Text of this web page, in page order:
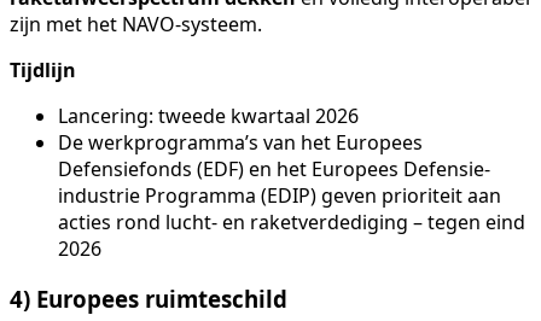
zijn met het NAVO-systeem.
Tijdlijn
Lancering: tweede kwartaal 2026
De werkprogramma’s van het Europees
Defensiefonds (EDF) en het Europees Defensie-
industrie Programma (EDIP) geven prioriteit aan
acties rond lucht- en raketverdediging – tegen eind
2026
4) Europees ruimteschild